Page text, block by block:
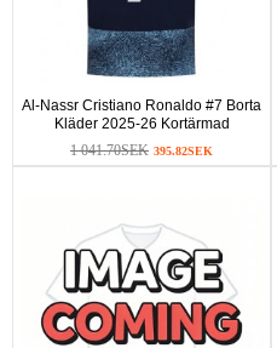
Al-Nassr Cristiano Ronaldo #7 Borta
Kläder 2025-26 Kortärmad
1 041.70SEK 395.82SEK